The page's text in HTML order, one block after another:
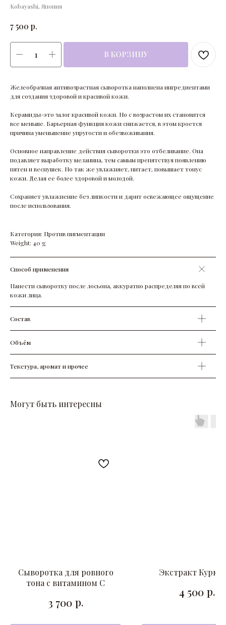
Kobayashi, Япония
7 500 р.
В КОРЗИНУ
Желеобразная антивозрастная сыворотка наполнена ингредиентами
для создания здоровой и красивой кожи.
Керамиды-это залог красивой кожи. Но с возрастом их становится
все меньше. Барьерная функция кожи снижается, в этом кроется
причина уменьшение упругости и обезвоживания.
Основное направление действия сыворотки это отбеливание. Она
подавляет выработку меланина, тем самым препятствуя появлению
пятен и веснушек. Но так же увлажняет, питает, повышает тонус
кожи. Делая ее более здоровой и молодой.
Сохраняет увлажнение без липкости и дарит освежающее ощущение
после использования.
Категория: Против пигментации
Weight: 40 g
Способ применения
Нанести сыворотку после лосьона, аккуратно распределяя по всей
кожи лица.
Состав
Объём
Текстура, аромат и прочее
Могут быть интересны
Сыворотка для ровного
тона с витамином С
3 700 р.
Экстракт
4 500 р.